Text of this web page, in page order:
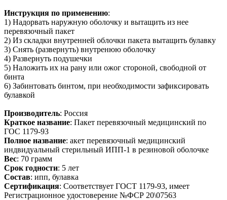
Инструкция по применению:
1) Надорвать наружную оболочку и вытащить из нее
перевязочный пакет
2) Из складки внутренней облочки пакета вытащить булавку
3) Снять (развернуть) внутренюю оболочку
4) Развернуть подушечки
5) Наложить их на рану или ожог стороной, свободной от
бинта
6) Забинтовать бинтом, при необходимости зафиксировать
булавкой
Производитель: Россия
Краткое название: Пакет перевязочный медицинский по
ГОС 1179-93
Полное название: акет перевязочный медицинский
индвидуальный стерильный ИПП-1 в резиновой оболочке
Вес: 70 грамм
Срок годности: 5 лет
Состав: ипп, булавка
Сертификация: Соответствует ГОСТ 1179-93, имеет
Регистрационное удостоверение №ФСР 20\07563